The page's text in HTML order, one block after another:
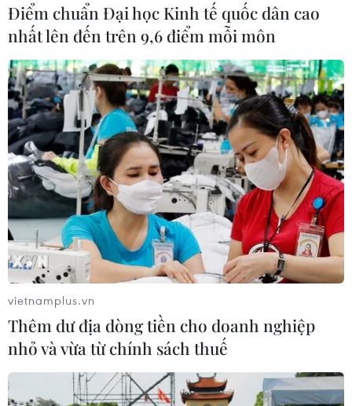
Điểm chuẩn Đại học Kinh tế quốc dân cao
nhất lên đến trên 9,6 điểm mỗi môn
vietnamplus.vn
Thêm dư địa dòng tiền cho doanh nghiệp
nhỏ và vừa từ chính sách thuế